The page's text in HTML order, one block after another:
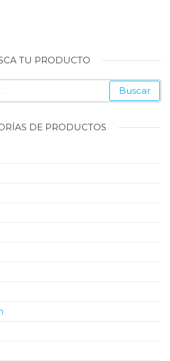
TU PRODUCTO
Buscar
DE PRODUCTOS